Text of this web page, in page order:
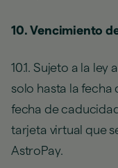
10. Vencimiento
10.1. Sujeto a la ley
solo hasta la fecha
fecha de
tarjeta virtual que
AstroPay.